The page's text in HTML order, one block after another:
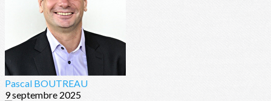
Pascal BOUTREAU
9 septembre 2025